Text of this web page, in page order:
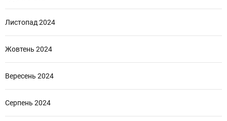
Листопад 2024
Жовтень 2024
Вересень 2024
Серпень 2024